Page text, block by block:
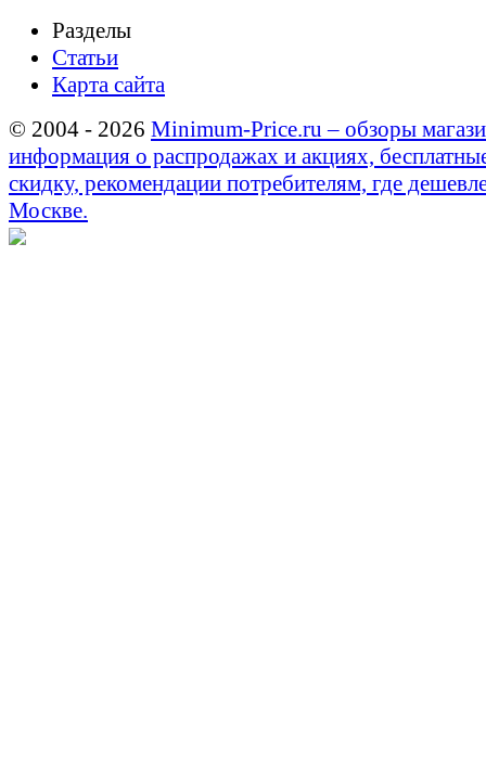
Разделы
Статьи
Карта сайта
© 2004 - 2026 Minimum-Price.ru – обзоры
информация о распродажах и акциях,
скидку, рекомендации потребителям, где
Москве.